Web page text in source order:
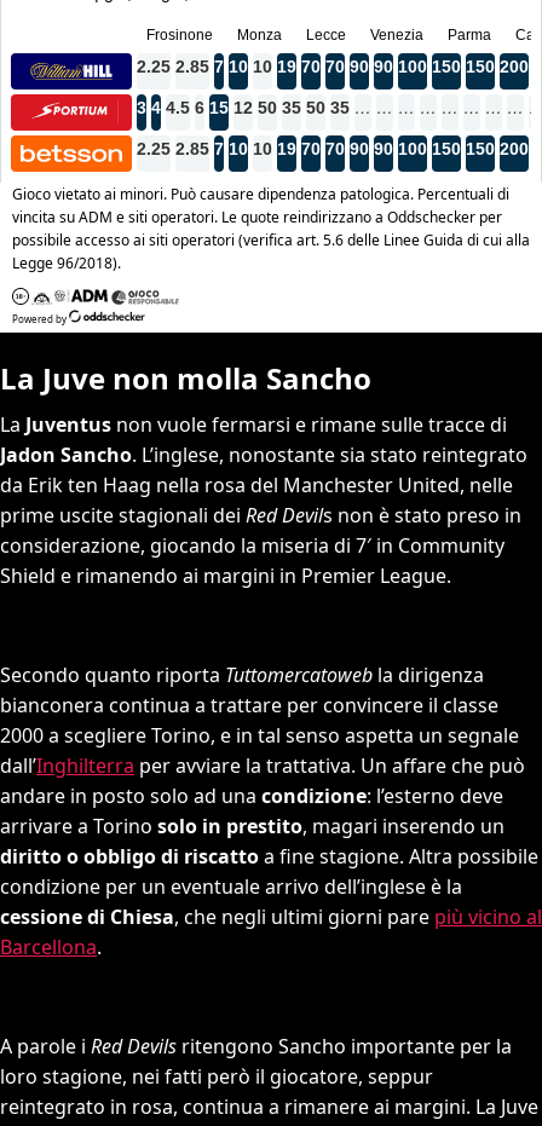
La Juve non molla Sancho
La Juventus non vuole fermarsi e rimane sulle tracce di
Jadon Sancho. L’inglese, nonostante sia stato reintegrato
da Erik ten Haag nella rosa del Manchester United, nelle
prime uscite stagionali dei Red Devils non è stato preso in
considerazione, giocando la miseria di 7′ in Community
Shield e rimanendo ai margini in Premier League.
Secondo quanto riporta Tuttomercatoweb la dirigenza
bianconera continua a trattare per convincere il classe
2000 a scegliere Torino, e in tal senso aspetta un segnale
dall’Inghilterra per avviare la trattativa. Un affare che può
andare in posto solo ad una condizione: l’esterno deve
arrivare a Torino solo in prestito, magari inserendo un
diritto o obbligo di riscattoa fine stagione. Altra possibile
condizione per un eventuale arrivo dell’inglese è la
cessione di Chiesa, che negli ultimi giorni pare più vicino al
Barcellona.
A parole i Red Devils ritengono Sancho importante per la
loro stagione, nei fatti però il giocatore, seppur
reintegrato in rosa, continua a rimanere ai margini. La Juve